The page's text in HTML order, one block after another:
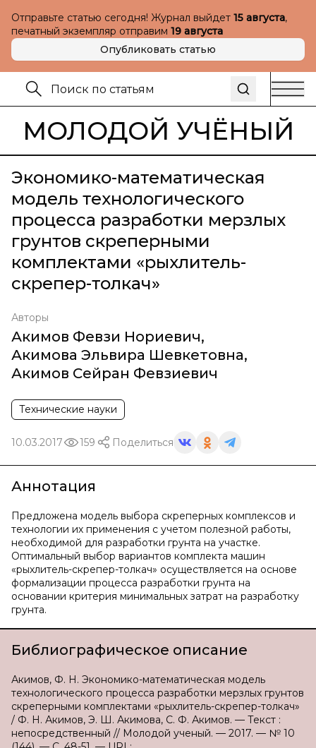
Отправьте статью сегодня! Журнал выйдет 15 августа,
печатный экземпляр отправим 19 августа
Опубликовать статью
МОЛОДОЙ УЧЁНЫЙ
Экономико-математическая
модель технологического
процесса разработки мерзлых
грунтов скреперными
комплектами «рыхлитель-
скрепер-толкач»
Авторы
Акимов Февзи Нориевич,
Акимова Эльвира Шевкетовна,
Акимов Сейран Февзиевич
Технические науки
10.03.2017 159 Поделиться
Аннотация
Предложена модель выбора скреперных комплексов и
технологии их применения с учетом полезной работы,
необходимой для разработки грунта на участке.
Оптимальный выбор вариантов комплекта машин
«рыхлитель-скрепер-толкач» осуществляется на основе
формализации процесса разработки грунта на
основании критерия минимальных затрат на разработку
грунта.
Библиографическое описание
Акимов, Ф. Н. Экономико-математическая модель
технологического процесса разработки мерзлых грунтов
скреперными комплектами «рыхлитель-скрепер-толкач»
/ Ф. Н. Акимов, Э. Ш. Акимова, С. Ф. Акимов. — Текст :
непосредственный // Молодой ученый. — 2017. — № 10